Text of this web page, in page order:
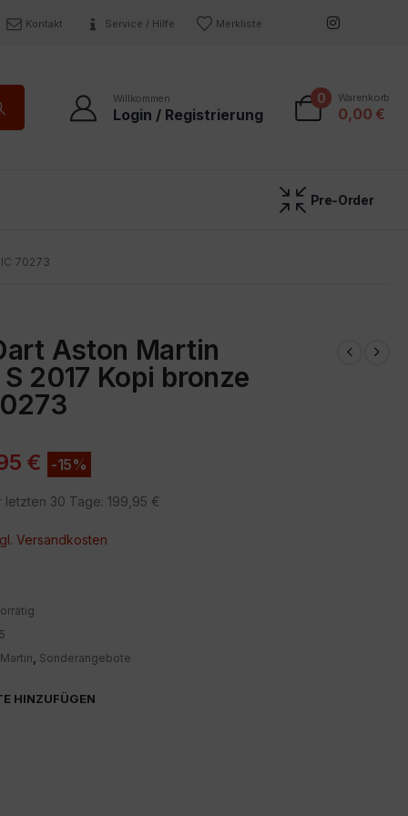
Kontakt Service / Hilfe Merkliste
Willkommen
Login / Registrierung
0 Warenkorb
0,00 €
Pre-Order
70273
Aston Martin
2017 Kopi bronze
€ -15%
letzten 30 Tage:199,95 €
Versandkosten
, Sonderangebote
HINZUFÜGEN